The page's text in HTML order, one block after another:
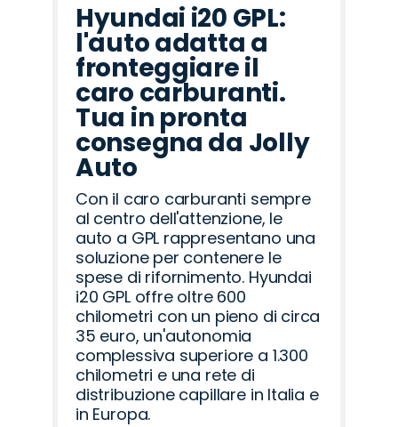
Hyundai i20 GPL:
l'auto adatta a
fronteggiare il
caro carburanti.
Tua in pronta
consegna da Jolly
Auto
Con il caro carburanti sempre
al centro dell'attenzione, le
auto a GPL rappresentano una
soluzione per contenere le
spese di rifornimento. Hyundai
i20 GPL offre oltre 600
chilometri con un pieno di circa
35 euro, un'autonomia
complessiva superiore a 1.300
chilometri e una rete di
distribuzione capillare in Italia e
in Europa.